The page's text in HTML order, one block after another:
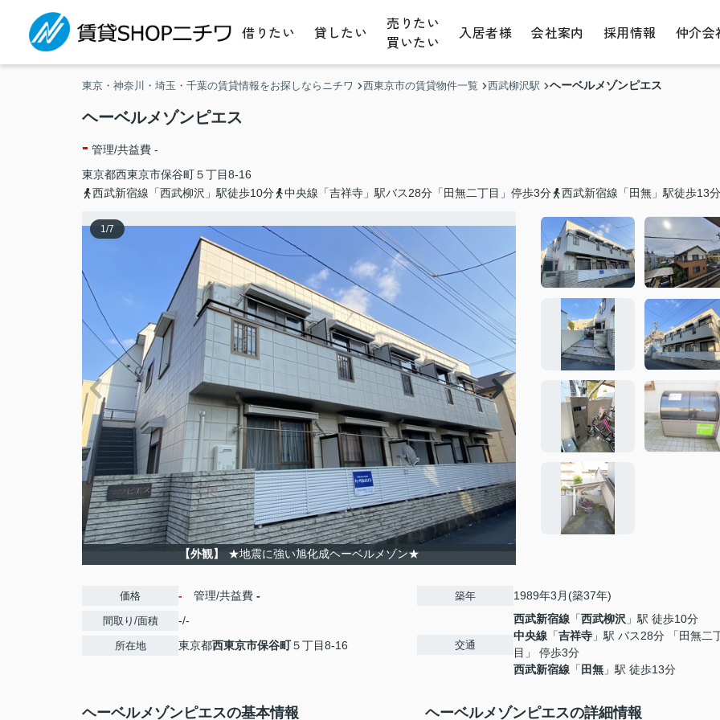
借りたい 貸したい
売りたい
買いたい
入居者様 会社案内 採用情報 仲介会
東京・神奈川・埼玉・千葉の賃貸情報をお探しならニチワ 西東京市の賃貸物件一覧 西武柳沢駅 ヘーベルメゾンピエス
ヘーベルメゾンピエス
- 管理/共益費 -
東京都西東京市保谷町５丁目8-16
西武新宿線「西武柳沢」駅徒歩10分
中央線「吉祥寺」駅バス28分「田無二丁目」停歩3分 西武新宿線「田無」駅徒歩13分
1/7
【外観】 ★地震に強い旭化成ヘーベルメゾン★
価格 - 管理/共益費 -
間取り/面積 -/-
所在地 東京都西東京市保谷町５丁目8-16
築年 1989年3月(築37年)
交通
西武新宿線 「西武柳沢 」駅 徒歩10分
中央線 「吉祥寺 」駅 バス28分 「田無二
目」 停歩3分
西武新宿線 「 田無 」駅 徒歩13分
ヘーベルメゾンピエスの基本情報 ヘーベルメゾンピエスの詳細情報